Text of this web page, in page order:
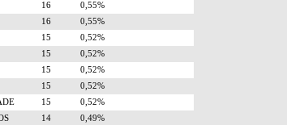
16
0,55%
16
0,55%
15
0,52%
15
0,52%
15
0,52%
15
0,52%
15
0,52%
14
0,49%